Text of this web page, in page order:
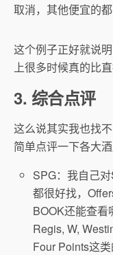
取消，其他便宜的都
这个例子正好就说
上很多时候真的比
3. 综合点评
这么说其实我也找
简单点评一下各大
SPG：我自己
都很好找，
BOOK还能查看
Regis, W,
Four Points这